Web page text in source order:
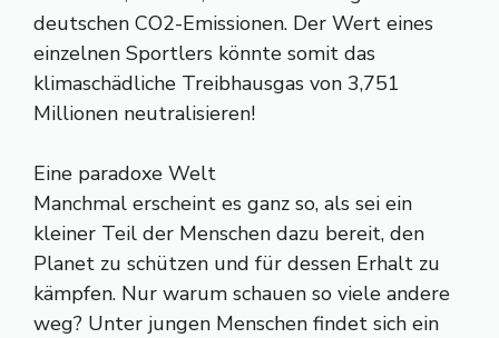
deutschen CO2-Emissionen. Der Wert eines
einzelnen Sportlers könnte somit das
klimaschädliche Treibhausgas von 3,751
Millionen neutralisieren!
Eine paradoxe Welt
Manchmal erscheint es ganz so, als sei ein
kleiner Teil der Menschen dazu bereit, den
Planet zu schützen und für dessen Erhalt zu
kämpfen. Nur warum schauen so viele andere
weg? Unter jungen Menschen findet sich ein